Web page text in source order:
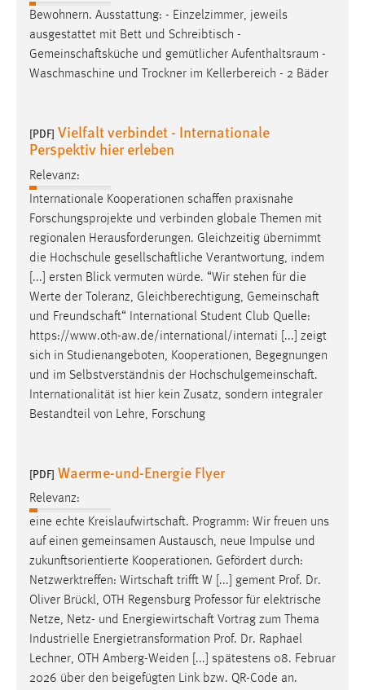
Bewohnern. Ausstattung: - Einzelzimmer, jeweils
ausgestattet mit Bett und Schreibtisch -
Gemeinschaftsküche und gemütlicher Aufenthaltsraum -
Waschmaschine und Trockner im Kellerbereich - 2 Bäder
[PDF] Vielfalt verbindet - Internationale
Perspektiv hier erleben
Relevanz:
Internationale Kooperationen schaffen praxisnahe
Forschungsprojekte und verbinden globale Themen mit
regionalen Herausforderungen. Gleichzeitig übernimmt
die Hochschule gesellschaftliche Verantwortung, indem
[...] ersten Blick vermuten würde. “Wir stehen für die
Werte der Toleranz, Gleichberechtigung, Gemeinschaft
und Freundschaft“ International Student Club Quelle:
https://www.oth-aw.de/international/internati [...] zeigt
sich in Studienangeboten, Kooperationen, Begegnungen
und im Selbstverständnis der Hochschulgemeinschaft.
Internationalität ist hier kein Zusatz, sondern integraler
Bestandteil von Lehre, Forschung
[PDF] Waerme-und-Energie Flyer
Relevanz:
eine echte Kreislaufwirtschaft. Programm: Wir freuen uns
auf einen gemeinsamen Austausch, neue Impulse und
zukunftsorientierte Kooperationen. Gefördert durch:
Netzwerktreffen: Wirtschaft trifft W [...] gement Prof. Dr.
Oliver Brückl, OTH Regensburg Professor für elektrische
Netze, Netz- und Energiewirtschaft Vortrag zum Thema
Industrielle Energietransformation Prof. Dr. Raphael
Lechner, OTH Amberg-Weiden [...] spätestens 08. Februar
2026 über den beigefügten Link bzw. QR-Code an.
Max. 13 Monate
MARKETING
Sie tun dies, indem sie Besucher über Websites
hinweg verfolgen.
Google Ads
Name:
_gcl_au
Anbieter:
Google Ireland Limited
Zweck:
Conversion-Tracking
Cookie Laufzeit:
3 Monate
Name:
Anbieter:
Zweck:
Conversion-Tracking
Cookie Laufzeit:
3 Monate